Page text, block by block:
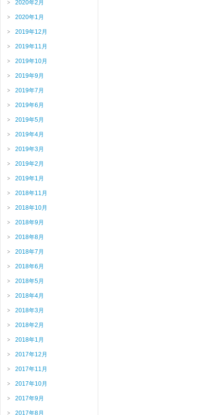
2020年2月
2020年1月
2019年12月
2019年11月
2019年10月
2019年9月
2019年7月
2019年6月
2019年5月
2019年4月
2019年3月
2019年2月
2019年1月
2018年11月
2018年10月
2018年9月
2018年8月
2018年7月
2018年6月
2018年5月
2018年4月
2018年3月
2018年2月
2018年1月
2017年12月
2017年11月
2017年10月
2017年9月
2017年8月